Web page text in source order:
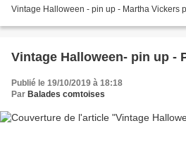
Vintage Halloween - pin up - Martha Vickers
Vintage
Publié le 19/10/2019 à 18:18
Par Balades comtoises